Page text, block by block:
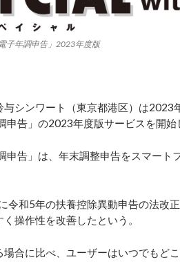
子年調申告」2023年度版
シンワート（東京都港区）は2023
申告」の2023年度版サービスを開始
申告」は、年末調整申告をスマート
和5年の扶養控除異動申告の法改
操作性を改善したという。
合に比べ、ユーザーはいつでもど